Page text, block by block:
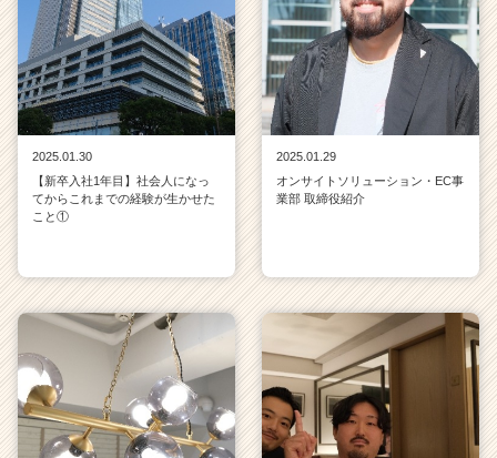
2025.01.30
【新卒入社1年目】社会人になっ
てからこれまでの経験が生かせた
こと①
2025.01.29
オンサイトソリューション・EC事
業部 取締役紹介